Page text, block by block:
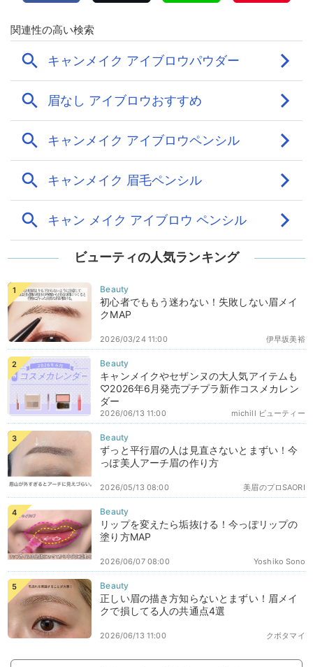
ビューティの人気ランキング
初心者でももう迷わない！失敗しない眉メイ
クMAP
伊早坂美裕
2026/03/24 11:00
キャンメイクやセザンヌの大人気アイテムも
♡2026年6月発売プチプラ新作コスメカレン
ダー
michill ビューティー
2026/06/13 11:00
ずっと平行眉の人は見直さないとまずい！今
っぽ美人アーチ眉の作り方
美眉のプロSAORI
2026/05/13 08:00
リップを変えたら垢抜ける！今っぽリップの
塗り方MAP
Yoshiko Sono
2026/06/07 08:00
正しい眉の描き方知らないとまずい！眉メイ
クで損してる人の共通点4選
クボタマイ
2026/06/13 11:00